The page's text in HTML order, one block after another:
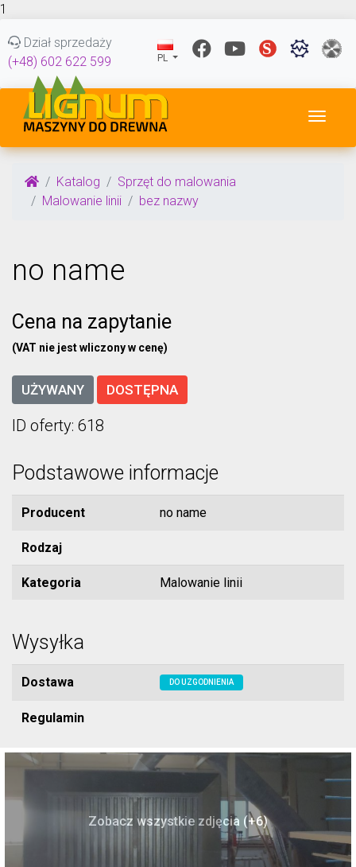
1
Dział sprzedaży
(+48) 602 622 599
PL
Katalog
Sprzęt do malowania
Malowanie linii
bez nazwy
no name
Cena na zapytanie
(VAT nie jest wliczony w cenę)
UŻYWANY DOSTĘPNA
ID oferty: 618
Podstawowe informacje
Producent no name
Rodzaj
Kategoria Malowanie linii
Wysyłka
Dostawa DO UZGODNIENIA
Regulamin
Zobacz wszystkie zdjęcia (+6)